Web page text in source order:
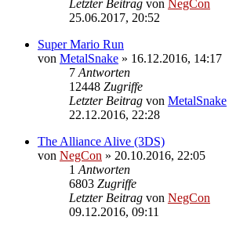
Letzter Beitrag von NegCon
25.06.2017, 20:52
Super Mario Run
von MetalSnake » 16.12.2016, 14:17
7Antworten
12448 Zugriffe
Letzter Beitrag von MetalSnake
22.12.2016, 22:28
The Alliance Alive (3DS)
von NegCon » 20.10.2016, 22:05
1Antworten
6803 Zugriffe
Letzter Beitrag von NegCon
09.12.2016, 09:11